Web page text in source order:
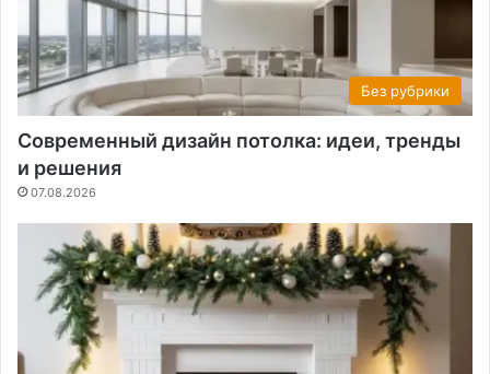
Без рубрики
Современный дизайн потолка: идеи, тренды
и решения
07.08.2026